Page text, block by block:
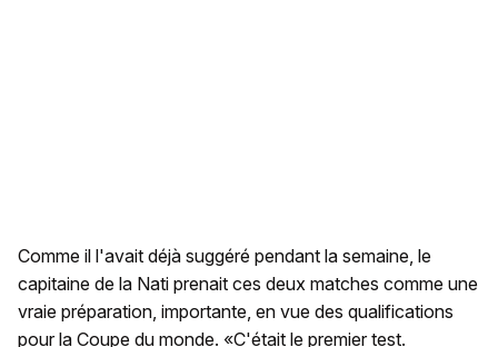
Comme il l'avait déjà suggéré pendant la semaine, le
capitaine de la Nati prenait ces deux matches comme une
vraie préparation, importante, en vue des qualifications
pour la Coupe du monde. «C'était le premier test.